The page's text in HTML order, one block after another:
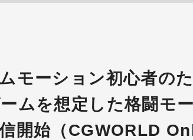
モーション初心者の
ムを想定した格闘モ
開始（CGWORLD